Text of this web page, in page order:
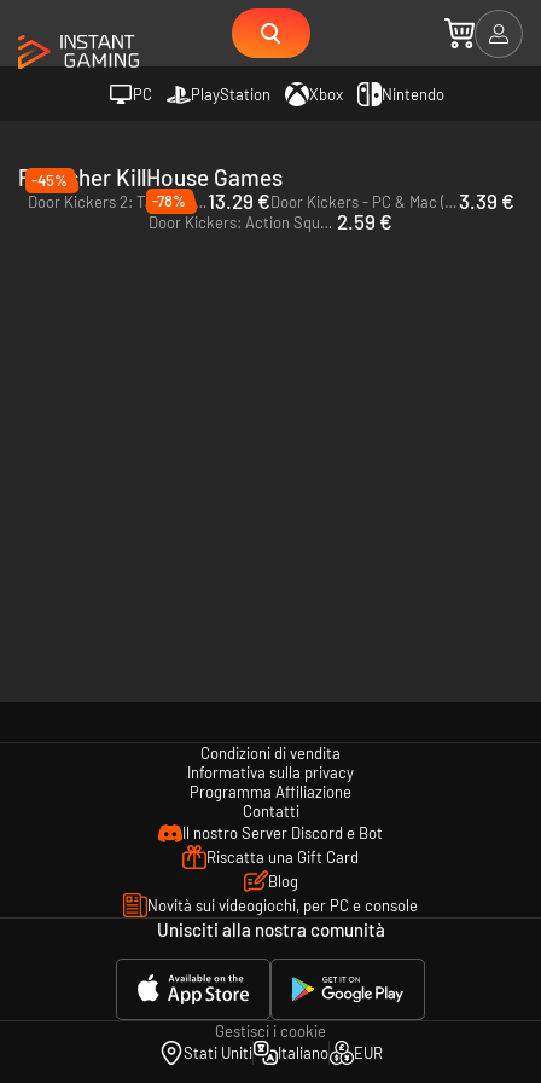
PC PlayStation Xbox Nintendo
Publisher KillHouse Games
-45%
Door Kickers 2: Task Force North - PC (Steam)13.29 € Door Kickers - PC & Mac (Steam)3.39 €
-78%
Door Kickers: Action Squad - PC (Steam) 2.59 €
Condizioni di vendita
Informativa sulla privacy
Programma Affiliazione
Contatti
Il nostro Server Discord e Bot
Riscatta una Gift Card
Blog
Novità sui videogiochi, per PC e console
Unisciti alla nostra comunità
Gestisci i cookie
Stati Uniti
Italiano EUR